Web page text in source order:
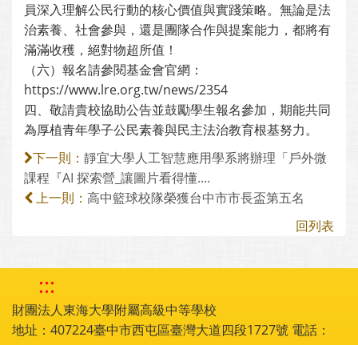
員深入理解公民行動的核心價值與實踐策略。無論是法
治素養、社會參與，還是團隊合作與提案能力，都將有
滿滿收穫，絕對物超所值！
（六）報名請參閱基金會官網：
https://www.lre.org.tw/news/2354
四、敬請貴校協助公告並鼓勵學生報名參加，期能共同
為厚植青年學子公民素養與民主法治教育根基努力。
下一則： 靜宜大學人工智慧應用學系將辦理「戶外微
課程『AI 探索營_讓圖片看得懂....
上一則： 高中籃球校隊榮獲台中市市長盃第五名
回列表
:::
財團法人東海大學附屬高級中等學校
地址：407224臺中市西屯區臺灣大道四段1727號 電話：